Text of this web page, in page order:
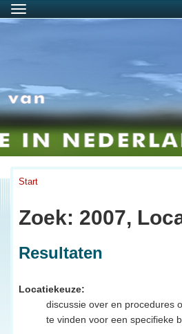
Menu
Start
Zoek: 2007,
Resultaten
Locatiekeuze:
discussie over en procedures
te vinden voor een specifieke